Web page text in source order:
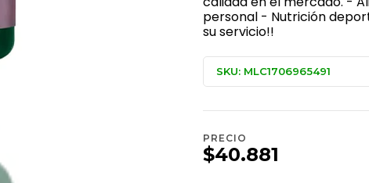
personal - Nutrición
su servicio!!
SKU: MLC1706965491
PRECIO
$40.881